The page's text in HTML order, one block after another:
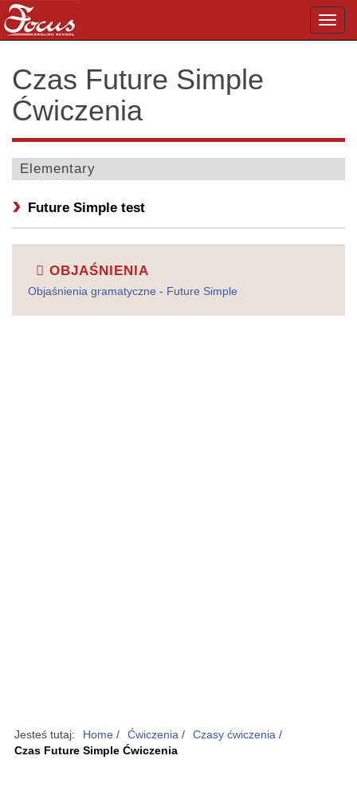
Czas Future Simple
Ćwiczenia
Elementary
Future Simple test
OBJAŚNIENIA
Objaśnienia gramatyczne - Future Simple
Jesteś tutaj: Home / Ćwiczenia / Czasy ćwiczenia /
Czas Future Simple Ćwiczenia